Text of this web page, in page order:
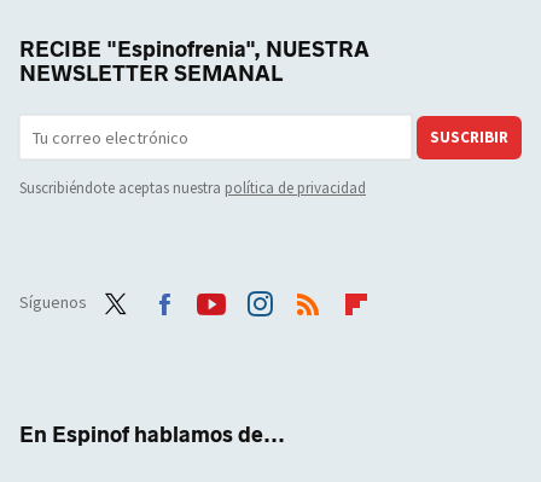
RECIBE "Espinofrenia", NUESTRA
NEWSLETTER SEMANAL
SUSCRIBIR
Suscribiéndote aceptas nuestra política de privacidad
Síguenos
En Espinof hablamos de...